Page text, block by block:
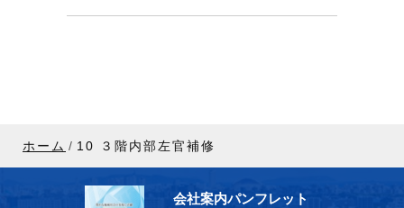
ホーム 10 ３階内部左官補修
会社案内パンフレット